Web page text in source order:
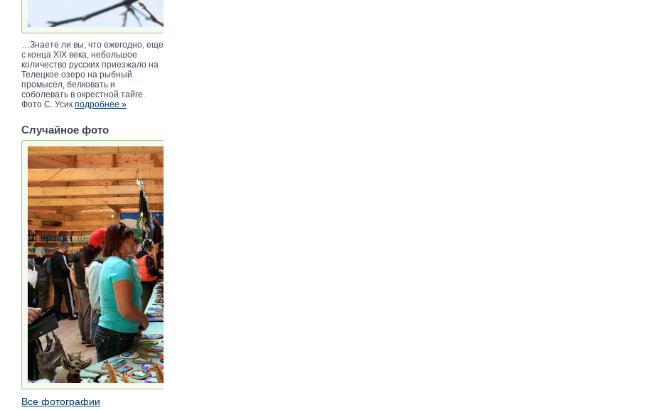
…Знаете ли вы, что ежегодно, еще
с конца XIX века, небольшое
количество русских приезжало на
Телецкое озеро на рыбный
промысел, белковать и
соболевать в окрестной тайге.
Фото С. Усик подробнее »
Случайное фото
Все фотографии